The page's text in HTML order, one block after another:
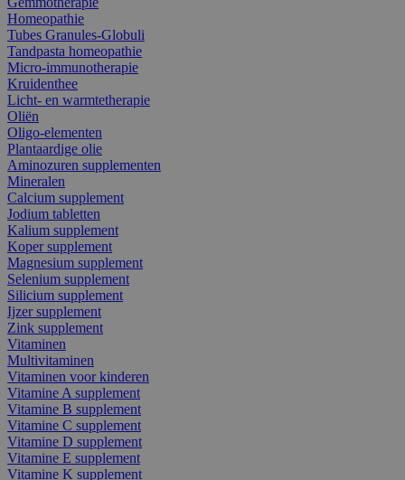
Homeopathie
Tubes Granules-Globuli
Tandpasta homeopathie
Micro-immunotherapie
Kruidenthee
Licht- en warmtetherapie
Oliën
Oligo-elementen
Plantaardige olie
Aminozuren supplementen
Mineralen
Calcium supplement
Jodium tabletten
Kalium supplement
Koper supplement
Magnesium supplement
Selenium supplement
Silicium supplement
Ijzer supplement
Zink supplement
Vitaminen
Multivitaminen
Vitaminen voor kinderen
Vitamine A supplement
Vitamine B supplement
Vitamine C supplement
Vitamine D supplement
Vitamine E supplement
Vitamine K supplement